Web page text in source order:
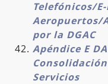
Telefónicos/
Aeropuertos/
por la DGAC
Apéndice E
Servicios